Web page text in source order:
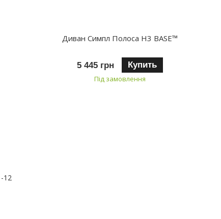
Диван Симпл Полоса H3 BASE™
5 445 грн Купить
Під замовлення